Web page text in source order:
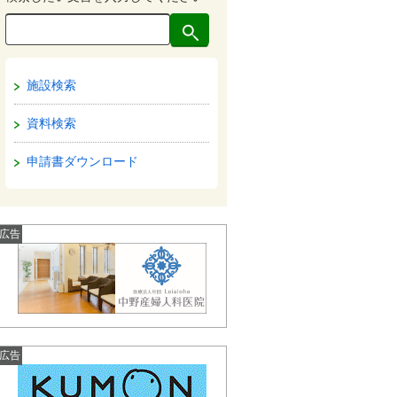
施設検索
資料検索
申請書ダウンロード
広告
広告